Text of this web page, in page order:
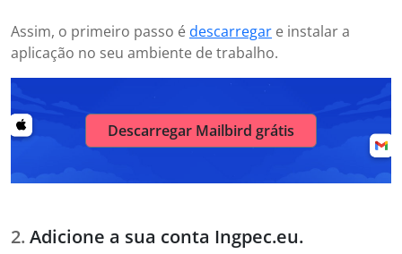
Assim, o primeiro passo é descarregar e instalar a
aplicação no seu ambiente de trabalho.
Descarregar Mailbird grátis
Adicione a sua conta Ingpec.eu.